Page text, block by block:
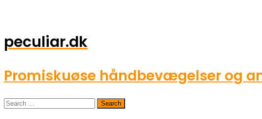
peculiar.dk
Promiskuøse håndbevægelser og
Search